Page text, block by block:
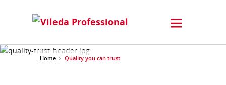
Home Quality you can trust